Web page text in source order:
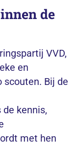
de
VVD,
en
Bij de
kennis,
met hen